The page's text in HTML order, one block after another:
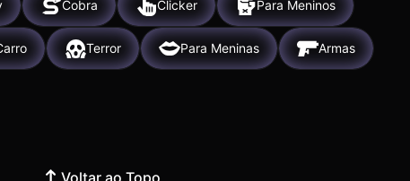
Cobra Clicker Para Meninos
Terror Para Meninas Armas
Voltar ao Topo